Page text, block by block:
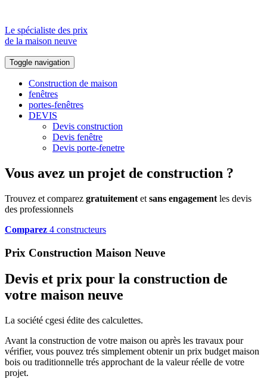
Le spécialiste des prix
de la maison neuve
Toggle navigation
Construction de maison
fenêtres
portes-fenêtres
DEVIS
Devis construction
Devis fenêtre
Devis porte-fenetre
Vous avez un projet de construction ?
Trouvez et comparez gratuitement et sans engagement les devis
des professionnels
Comparez 4 constructeurs
Prix Construction Maison Neuve
Devis et prix pour la construction de
votre maison neuve
La société cgesi édite des calculettes.
Avant la construction de votre maison ou après les travaux pour
vérifier, vous pouvez trés simplement obtenir un prix budget maison
bois ou traditionnelle trés approchant de la valeur réelle de votre
projet.